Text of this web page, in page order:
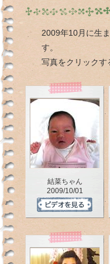
2009年10月に生
す。
写真をクリックす
結菜ちゃん
2009/10/01